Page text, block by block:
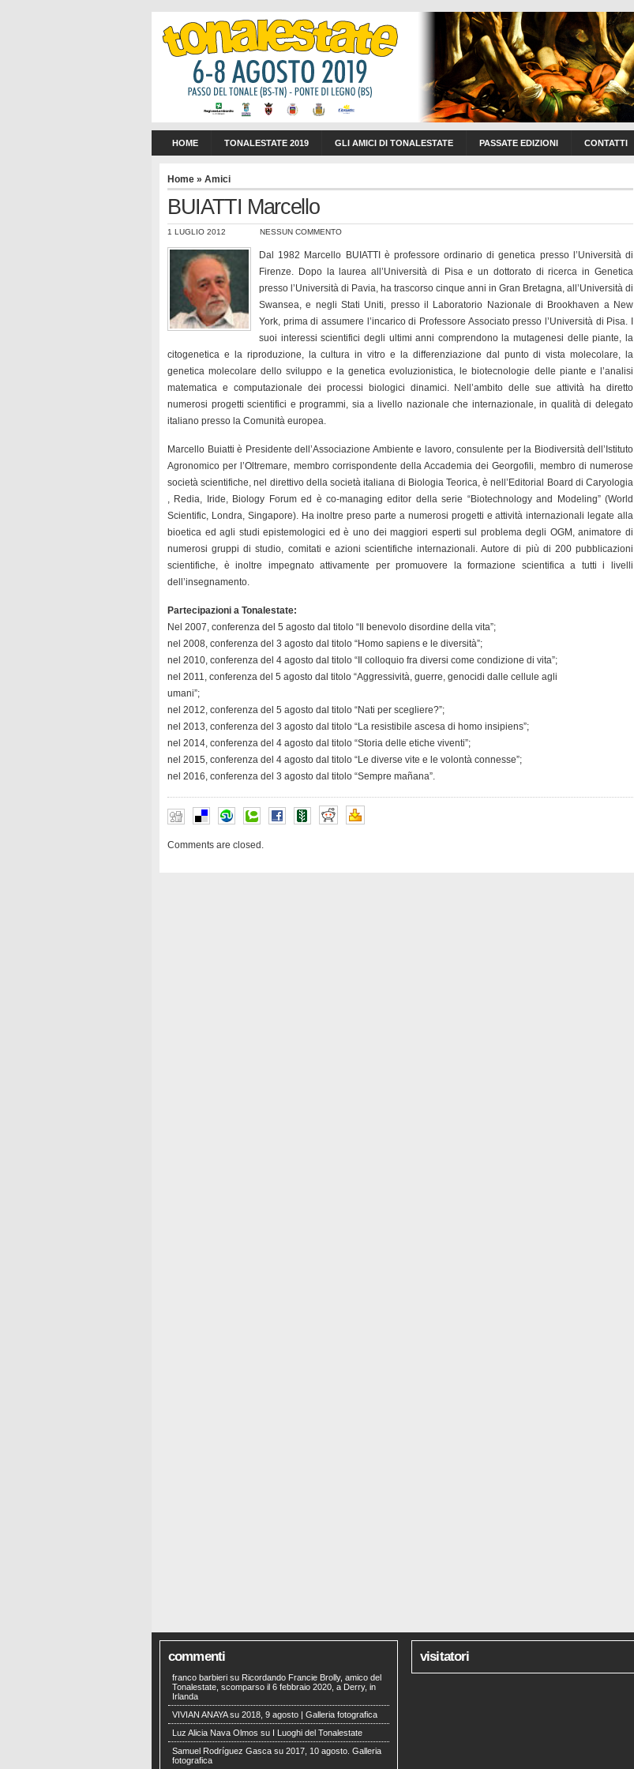
HOME TONALESTATE 2019 GLI AMICI DI TONALESTATE PASSATE EDIZIONI CONTATTI
Home » Amici
BUIATTI Marcello
1 LUGLIO 2012 NESSUN COMMENTO
Dal 1982 Marcello BUIATTI è professore ordinario di genetica presso l’Università di
Firenze. Dopo la laurea all’Università di Pisa e un dottorato di ricerca in Genetica
presso l’Università di Pavia, ha trascorso cinque anni in Gran Bretagna, all’Università di
Swansea, e negli Stati Uniti, presso il Laboratorio Nazionale di Brookhaven a New
York, prima di assumere l’incarico di Professore Associato presso l’Università di Pisa. I
suoi interessi scientifici degli ultimi anni comprendono la mutagenesi delle piante, la
citogenetica e la riproduzione, la cultura in vitro e la differenziazione dal punto di vista molecolare, la
genetica molecolare dello sviluppo e la genetica evoluzionistica, le biotecnologie delle piante e l’analisi
matematica e computazionale dei processi biologici dinamici. Nell’ambito delle sue attività ha diretto
numerosi progetti scientifici e programmi, sia a livello nazionale che internazionale, in qualità di delegato
italiano presso la Comunità europea.
Marcello Buiatti è Presidente dell’Associazione Ambiente e lavoro, consulente per la Biodiversità dell’Istituto
Agronomico per l’Oltremare, membro corrispondente della Accademia dei Georgofili, membro di numerose
società scientifiche, nel direttivo della società italiana di Biologia Teorica, è nell’Editorial Board di Caryologia
, Redia, Iride, Biology Forum ed è co-managing editor della serie “Biotechnology and Modeling” (World
Scientific, Londra, Singapore). Ha inoltre preso parte a numerosi progetti e attività internazionali legate alla
bioetica ed agli studi epistemologici ed è uno dei maggiori esperti sul problema degli OGM, animatore di
numerosi gruppi di studio, comitati e azioni scientifiche internazionali. Autore di più di 200 pubblicazioni
scientifiche, è inoltre impegnato attivamente per promuovere la formazione scientifica a tutti i livelli
dell’insegnamento.
Partecipazioni a Tonalestate:
Nel 2007, conferenza del 5 agosto dal titolo “Il benevolo disordine della vita”;
nel 2008, conferenza del 3 agosto dal titolo “Homo sapiens e le diversità”;
nel 2010, conferenza del 4 agosto dal titolo “Il colloquio fra diversi come condizione di vita”;
nel 2011, conferenza del 5 agosto dal titolo “Aggressività, guerre, genocidi dalle cellule agli
umani”;
nel 2012, conferenza del 5 agosto dal titolo “Nati per scegliere?”;
nel 2013, conferenza del 3 agosto dal titolo “La resistibile ascesa di homo insipiens”;
nel 2014, conferenza del 4 agosto dal titolo “Storia delle etiche viventi”;
nel 2015, conferenza del 4 agosto dal titolo “Le diverse vite e le volontà connesse”;
nel 2016, conferenza del 3 agosto dal titolo “Sempre mañana”.
Comments are closed.
commenti
franco barbieri su Ricordando Francie Brolly, amico del
Tonalestate, scomparso il 6 febbraio 2020, a Derry, in
Irlanda
VIVIAN ANAYAsu 2018, 9 agosto | Galleria fotografica
Luz Alicia Nava Olmos su
I Luoghi del Tonalestate
Samuel Rodríguez Gasca su 2017, 10 agosto. Galleria
fotografica
visitatori